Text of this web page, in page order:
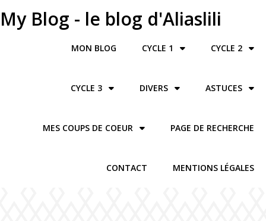
My Blog - le blog d'Aliaslili
MON BLOG CYCLE 1 CYCLE 2
CYCLE 3 DIVERS ASTUCES
MES COUPS DE COEUR PAGE DE RECHERCHE
CONTACT MENTIONS LÉGALES